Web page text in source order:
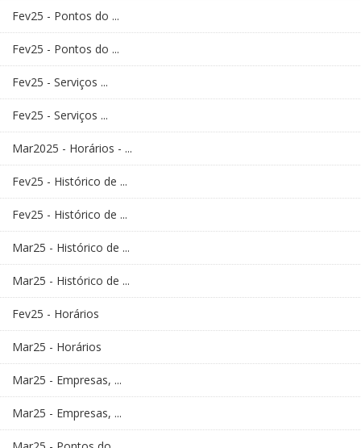
Fev25 - Pontos do ...
Fev25 - Pontos do ...
Fev25 - Serviços ...
Fev25 - Serviços ...
Mar2025 - Horários - ...
Fev25 - Histórico de ...
Fev25 - Histórico de ...
Mar25 - Histórico de ...
Mar25 - Histórico de ...
Fev25 - Horários
Mar25 - Horários
Mar25 - Empresas, ...
Mar25 - Empresas, ...